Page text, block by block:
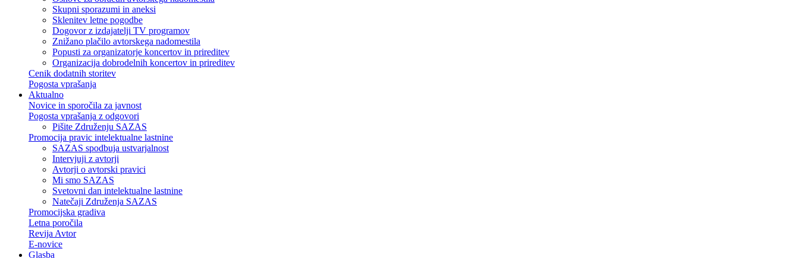
Skupni sporazumi in aneksi
Sklenitev letne pogodbe
Dogovor z izdajatelji TV programov
Znižano plačilo avtorskega nadomestila
Popusti za organizatorje koncertov in prireditev
Organizacija dobrodelnih koncertov in prireditev
Cenik dodatnih storitev
Pogosta vprašanja
Aktualno
Novice in sporočila za javnost
Pogosta vprašanja z odgovori
Pišite Združenju SAZAS
Promocija pravic intelektualne lastnine
SAZAS spodbuja ustvarjalnost
Intervjuji z avtorji
Avtorji o avtorski pravici
Mi smo SAZAS
Svetovni dan intelektualne lastnine
Natečaji Združenja SAZAS
Promocijska gradiva
Letna poročila
Revija Avtor
E-novice
Glasba